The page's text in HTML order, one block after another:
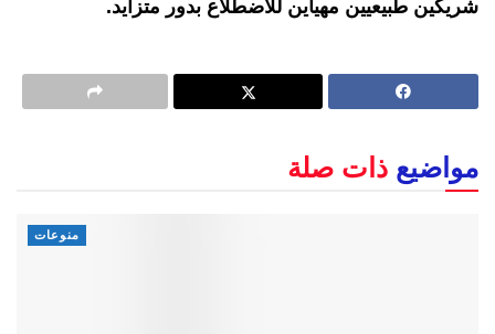
شريكين طبيعيين مهيأين للاضطلاع بدور متزايد.
مواضيع ذات صلة
منوعات